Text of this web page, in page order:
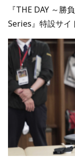
『THE DAY ～勝
Series』 特設サイ